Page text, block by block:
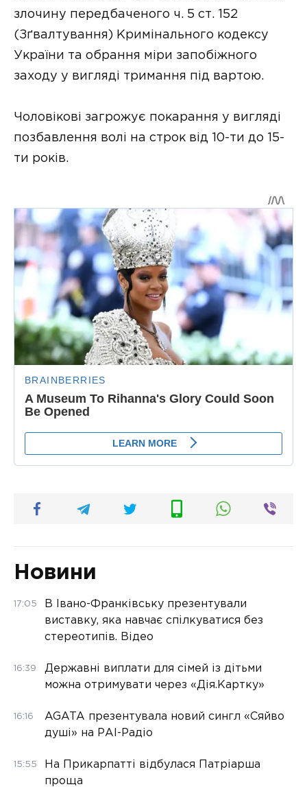
злочину передбаченого ч. 5 ст. 152
(Зґвалтування) Кримінального кодексу
України та обрання міри запобіжного
заходу у вигляді тримання під вартою.
Чоловікові загрожує покарання у вигляді
позбавлення волі на строк від 10-ти до 15-
ти років.
Новини
17:05
В Івано-Франківську презентували
виставку, яка навчає спілкуватися без
стереотипів. Відео
16:39
Державні виплати для сімей із дітьми
можна отримувати через «Дія.Картку»
16:16
AGATA презентувала новий сингл «Сяйво
душі» на РАІ-Радіо
15:55
На Прикарпатті відбулася Патріарша
проща